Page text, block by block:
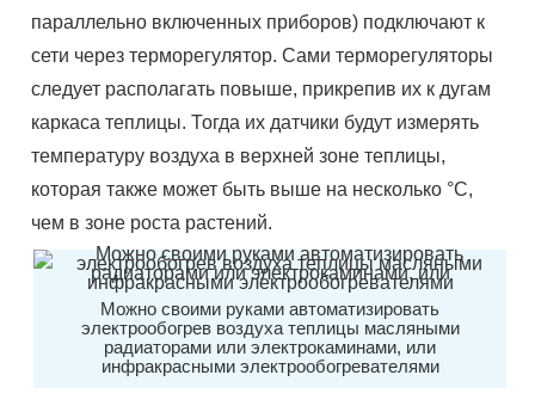
параллельно включенных приборов) подключают к
сети через терморегулятор. Сами терморегуляторы
следует располагать повыше, прикрепив их к дугам
каркаса теплицы. Тогда их датчики будут измерять
температуру воздуха в верхней зоне теплицы,
которая также может быть выше на несколько °С,
чем в зоне роста растений.
Можно своими руками автоматизировать
электрообогрев воздуха теплицы масляными
радиаторами или электрокаминами, или
инфракрасными электрообогревателями